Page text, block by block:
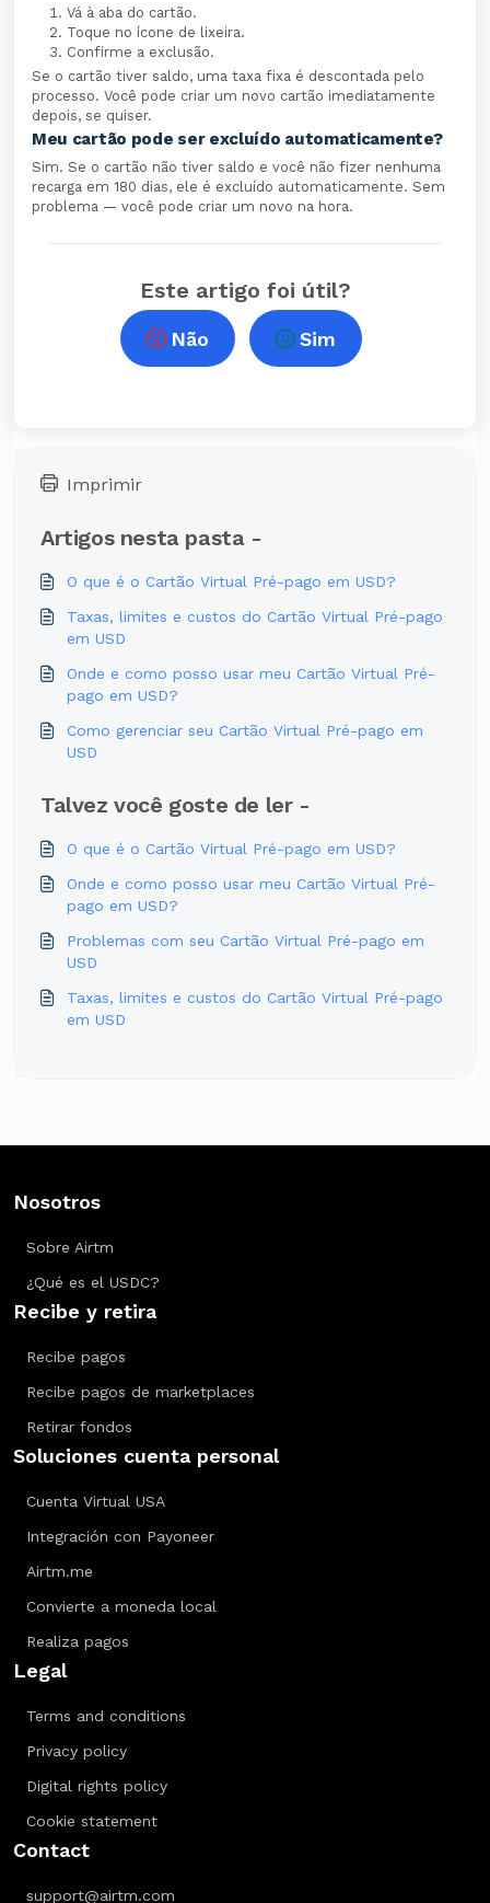
Vá à aba do cartão.
Toque no ícone de lixeira.
Confirme a exclusão.
Se o cartão tiver saldo, uma taxa fixa é descontada pelo
processo. Você pode criar um novo cartão imediatamente
depois, se quiser.
Meu cartão pode ser excluído automaticamente?
Sim. Se o cartão não tiver saldo e você não fizer nenhuma
recarga em 180 dias, ele é excluído automaticamente. Sem
problema — você pode criar um novo na hora.
Este artigo foi útil?
Não Sim
Imprimir
Artigos nesta pasta -
O que é o Cartão Virtual Pré-pago em USD?
Taxas, limites e custos do Cartão Virtual Pré-pago
em USD
Onde e como posso usar meu Cartão Virtual Pré-
pago em USD?
Como gerenciar seu Cartão Virtual Pré-pago em
USD
Talvez você goste de ler -
O que é o Cartão Virtual Pré-pago em USD?
Onde e como posso usar meu Cartão Virtual Pré-
pago em USD?
Problemas com seu Cartão Virtual Pré-pago em
USD
Taxas, limites e custos do Cartão Virtual Pré-pago
em USD
Nosotros
Sobre Airtm
¿Qué es el USDC?
Recibe y retira
Recibe pagos
Recibe pagos de marketplaces
Retirar fondos
Soluciones cuenta personal
Cuenta Virtual USA
Integración con Payoneer
Airtm.me
Convierte a moneda local
Realiza pagos
Legal
Terms and conditions
Privacy policy
Digital rights policy
Cookie statement
Contact
support@airtm.com